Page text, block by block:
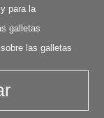
para la
galletas
las galletas